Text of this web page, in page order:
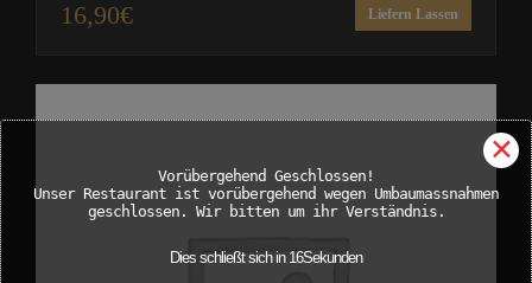
16,90€ Liefern Lassen
✕
Vorübergehend Geschlossen!
Unser Restaurant ist vorübergehend wegen Umbaumassnahmen
geschlossen. Wir bitten um ihr Verständnis.
Dies schließt sich in 15Sekunden